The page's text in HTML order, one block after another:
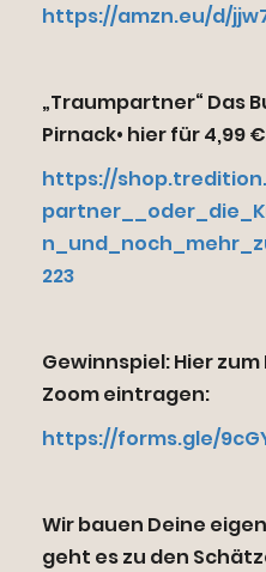
https://amzn.eu/d/
„Traumpartner“ Das
Pirnack• hier für 4,99
https://
223
Gewinnspiel: Hier
Zoom eintragen:
https://forms.gle/
Wir bauen Deine
geht es zu den